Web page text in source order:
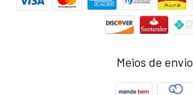
Meios de envio